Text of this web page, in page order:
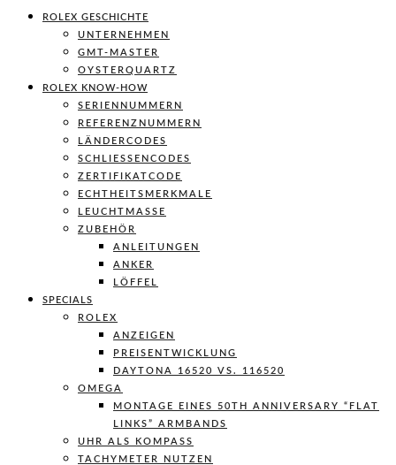
ROLEX GESCHICHTE
UNTERNEHMEN
GMT-MASTER
OYSTERQUARTZ
ROLEX KNOW-HOW
SERIENNUMMERN
REFERENZNUMMERN
LÄNDERCODES
SCHLIESSENCODES
ZERTIFIKATCODE
ECHTHEITSMERKMALE
LEUCHTMASSE
ZUBEHÖR
ANLEITUNGEN
ANKER
LÖFFEL
SPECIALS
ROLEX
ANZEIGEN
PREISENTWICKLUNG
DAYTONA 16520 VS. 116520
OMEGA
MONTAGE EINES 50TH ANNIVERSARY “FLAT
LINKS” ARMBANDS
UHR ALS KOMPASS
TACHYMETER NUTZEN